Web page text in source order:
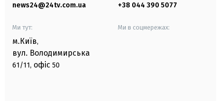
news24@24tv.com.ua +38 044 390 5077
Ми тут:
м.Київ,
вул. Володимирська
61/11, офіс 50
Ми в соцмережах: